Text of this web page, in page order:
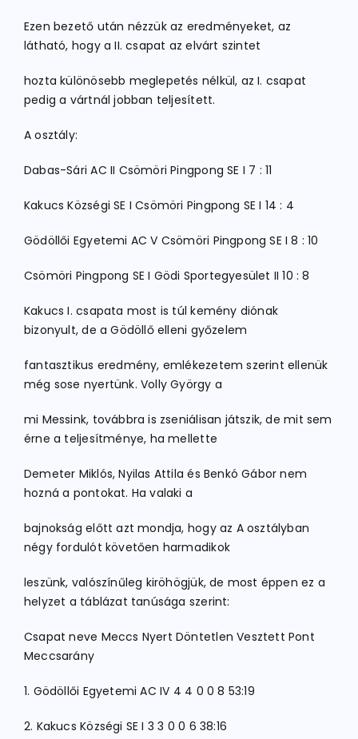
Ezen bezető után nézzük az eredményeket, az
látható, hogy a II. csapat az elvárt szintet
hozta különösebb meglepetés nélkül, az I. csapat
pedig a vártnál jobban teljesített.
A osztály:
Dabas-Sári AC II Csömöri Pingpong SE I 7 : 11
Kakucs Községi SE I Csömöri Pingpong SE I 14 : 4
Gödöllői Egyetemi AC V Csömöri Pingpong SE I 8 : 10
Csömöri Pingpong SE I Gödi Sportegyesület II 10 : 8
Kakucs I. csapata most is túl kemény diónak
bizonyult, de a Gödöllő elleni győzelem
fantasztikus eredmény, emlékezetem szerint ellenük
még sose nyertünk. Volly György a
mi Messink, továbbra is zseniálisan játszik, de mit sem
érne a teljesítménye, ha mellette
Demeter Miklós, Nyilas Attila és Benkó Gábor nem
hozná a pontokat. Ha valaki a
bajnokság előtt azt mondja, hogy az A osztályban
négy fordulót követően harmadikok
leszünk, valószínűleg kiröhögjük, de most éppen ez a
helyzet a táblázat tanúsága szerint:
Csapat neve Meccs Nyert Döntetlen Vesztett Pont
Meccsarány
1. Gödöllői Egyetemi AC IV 4 4 0 0 8 53:19
2. Kakucs Községi SE I 3 3 0 0 6 38:16